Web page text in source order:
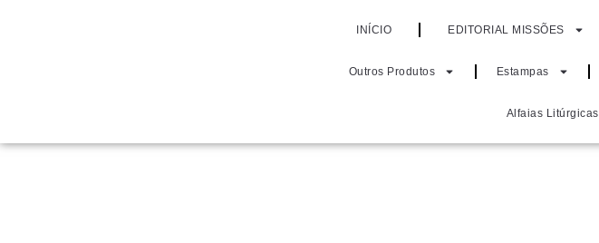
INÍCIO EDITORIAL MISSÕES
Outros Produtos Estampas
Alfaias Litúrgicas